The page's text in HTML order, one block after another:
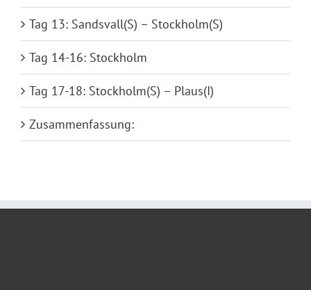
Tag 13: Sandsvall(S) – Stockholm(S)
Tag 14-16: Stockholm
Tag 17-18: Stockholm(S) – Plaus(I)
Zusammenfassung: